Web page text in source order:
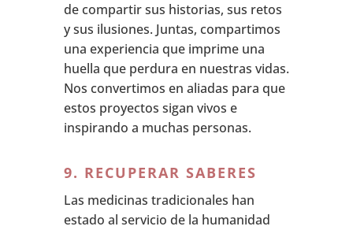
de compartir sus historias, sus retos
y sus ilusiones. Juntas, compartimos
una experiencia que imprime una
huella que perdura en nuestras vidas.
Nos convertimos en aliadas para que
estos proyectos sigan vivos e
inspirando a muchas personas.
9. RECUPERAR SABERES
Las medicinas tradicionales han
estado al servicio de la humanidad